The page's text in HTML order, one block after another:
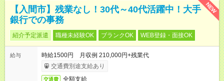
NEW
【入間市】残業なし！30代～40代活躍中！大手
銀行での事務
紹介予定派遣 職種未経験OK ブランクOK WEB登録・面接OK
給与
時給1500円 月収例 210,000円+残業代
交通費別途支給あり
交通費 全額支給